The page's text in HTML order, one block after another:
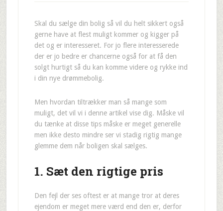
Skal du sælge din bolig så vil du helt sikkert også
gerne have at flest muligt kommer og kigger på
det og er interesseret. For jo flere interesserede
der er jo bedre er chancerne også for at få den
solgt hurtigt så du kan komme videre og rykke ind
i din nye drømmebolig.
Men hvordan tiltrækker man så mange som
muligt, det vil vi i denne artikel vise dig. Måske vil
du tænke at disse tips måske er meget generelle
men ikke desto mindre ser vi stadig rigtig mange
glemme dem når boligen skal sælges.
1. Sæt den rigtige pris
Den fejl der ses oftest er at mange tror at deres
ejendom er meget mere værd end den er, derfor